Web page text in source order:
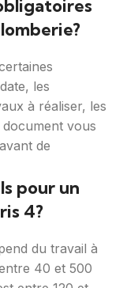
les
à réaliser, les
document vous
de
pour un
4?
du travail à
40 et 500